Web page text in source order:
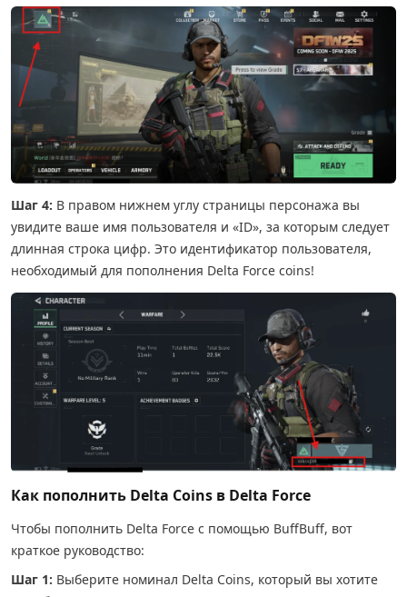
Шаг 4: В правом нижнем углу страницы персонажа вы
увидите ваше имя пользователя и «ID», за которым следует
длинная строка цифр. Это идентификатор пользователя,
необходимый для пополнения Delta Force coins!
Как пополнить Delta Coins в Delta Force
Чтобы пополнить Delta Force с помощью BuffBuff, вот
краткое руководство:
Шаг 1: Выберите номинал Delta Coins, который вы хотите